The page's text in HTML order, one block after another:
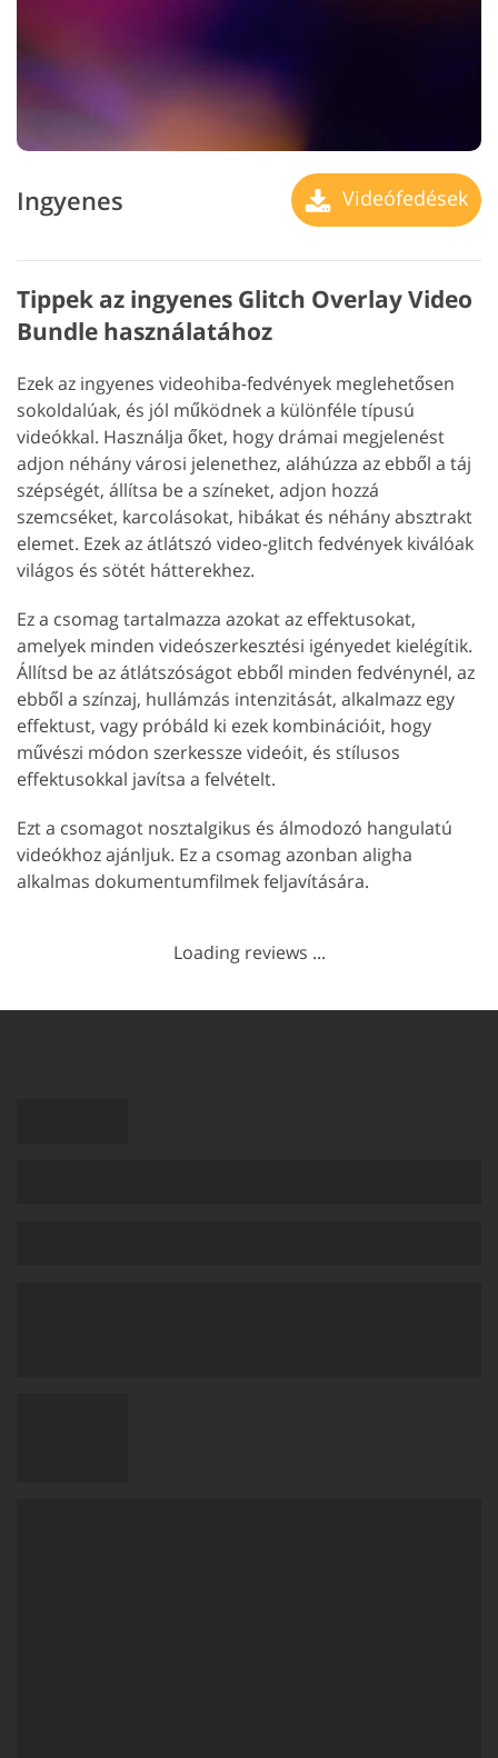
Ingyenes Videófedések
Tippek az ingyenes Glitch Overlay Video
Bundle használatához
Ezek az ingyenes videohiba-fedvények meglehetősen
sokoldalúak, és jól működnek a különféle típusú
videókkal. Használja őket, hogy drámai megjelenést
adjon néhány városi jelenethez, aláhúzza az ebből a táj
szépségét, állítsa be a színeket, adjon hozzá
szemcséket, karcolásokat, hibákat és néhány absztrakt
elemet. Ezek az átlátszó video-glitch fedvények kiválóak
világos és sötét hátterekhez.
Ez a csomag tartalmazza azokat az effektusokat,
amelyek minden videószerkesztési igényedet kielégítik.
Állítsd be az átlátszóságot ebből minden fedvénynél, az
ebből a színzaj, hullámzás intenzitását, alkalmazz egy
effektust, vagy próbáld ki ezek kombinációit, hogy
művészi módon szerkessze videóit, és stílusos
effektusokkal javítsa a felvételt.
Ezt a csomagot nosztalgikus és álmodozó hangulatú
videókhoz ajánljuk. Ez a csomag azonban aligha
alkalmas dokumentumfilmek feljavítására.
Loading reviews ...